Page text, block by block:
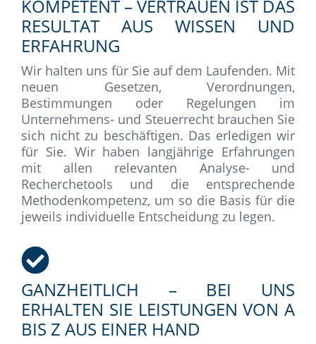
KOMPETENT – VERTRAUEN IST DAS
RESULTAT AUS WISSEN UND
ERFAHRUNG
Wir halten uns für Sie auf dem Laufenden. Mit
neuen Gesetzen, Verordnungen,
Bestimmungen oder Regelungen im
Unternehmens- und Steuerrecht brauchen Sie
sich nicht zu beschäftigen. Das erledigen wir
für Sie. Wir haben langjährige Erfahrungen
mit allen relevanten Analyse- und
Recherchetools und die entsprechende
Methodenkompetenz, um so die Basis für die
jeweils individuelle Entscheidung zu legen.
GANZHEITLICH – BEI UNS
ERHALTEN SIE LEISTUNGEN VON A
BIS Z AUS EINER HAND